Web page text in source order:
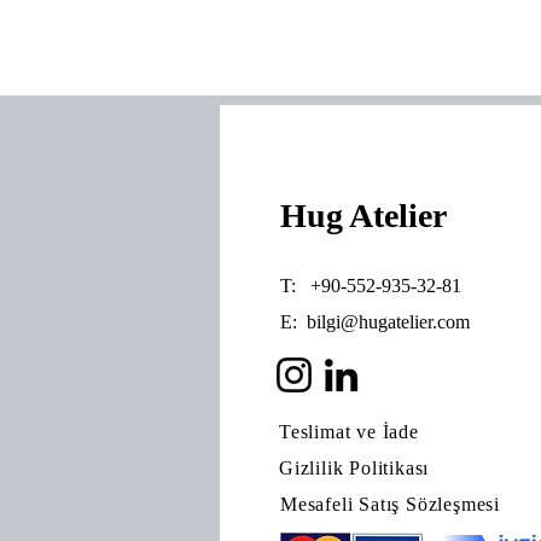
Hug Atelier
T: +90-552-935-32-81
E: bilgi@hugatelier.com
Teslimat ve İade
Gizlilik Politikası
Mesafeli Satış Sözleşmesi